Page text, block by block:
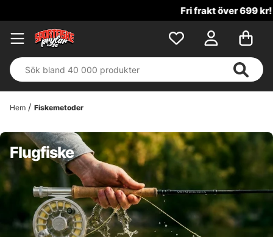
Fri frakt över 699 kr!
Hem Fiskemetoder
Flugfiske